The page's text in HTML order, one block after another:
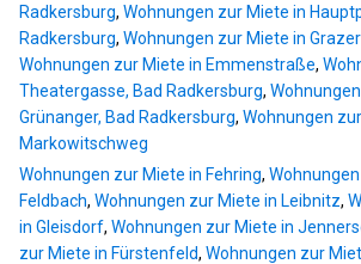
Radkersburg, Wohnungen zur Miete in
Radkersburg, Wohnungen zur Miete in
Wohnungen zur Miete in Emmenstraße,
Theatergasse, Bad Radkersburg,
Grünanger, Bad Radkersburg, Wohnungen
Markowitschweg
Wohnungen zur Miete in Fehring,
Feldbach, Wohnungen zur Miete in Leibnitz,
in Gleisdorf, Wohnungen zur Miete in
zur Miete in Fürstenfeld, Wohnungen zur